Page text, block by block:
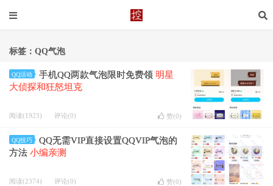
标签：QQ气泡
QQ活动 手机QQ两款气泡限时免费领 明星
大侦探和狂怒坦克
阅读(1923) 评论(0) 赞(0)
QQ技巧
QQ无需VIP直接设置QQVIP气泡的
方法 小编亲测
阅读(2374) 评论(0) 赞(0)